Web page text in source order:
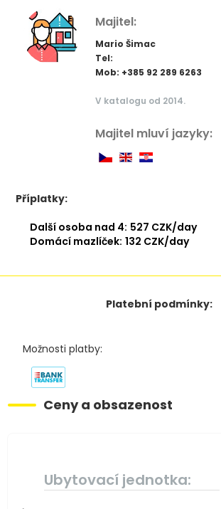
Majitel:
Mario Šimac
Tel:
Mob: +385 92 289 6263
V katalogu od 2014.
Majitel mluví jazyky:
Příplatky:
Další osoba nad 4: 527 CZK/day
Domácí mazlíček: 132 CZK/day
Platební podmínky:
Možnosti platby:
Ceny a obsazenost
Ubytovací jednotka: